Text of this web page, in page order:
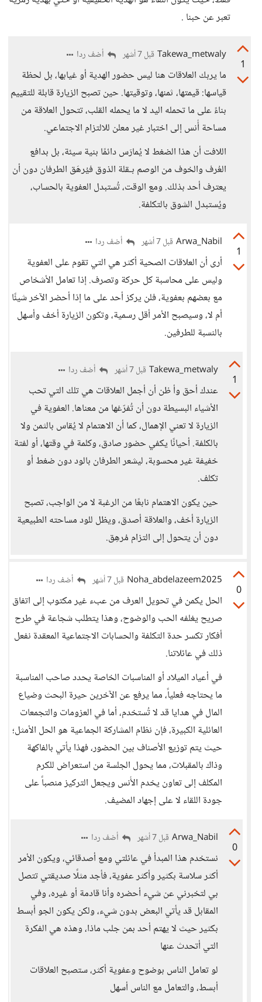
تعبر عن حبنا .
1
Takewa_metwaly قبل 7 أشهر أضف ردا
ما يربك العلاقات هنا ليس حضور الهدية أو غيابها، بل لحظة
قياسها: قيمتها، ثمنها، وتوقيتها. حين تصبح الزيارة قابلة للتقييم
بناءً على ما تحمله اليد لا ما يحمله القلب، تتحول العلاقة من
مساحة أُنس إلى اختبار غير معلن للالتزام الاجتماعي.
اللافت أن هذا الضغط لا يُمارَس دائمًا بنية سيئة، بل بدافع
العُرف والخوف من الوصم بـقلة الذوق فيُرهَق الطرفان دون أن
يعترف أحد بذلك. ومع الوقت، تُستبدل العفوية بالحساب،
ويُستبدل الشوق بالتكلفة.
1
Arwa_Nabil قبل 7 أشهر أضف ردا
أرى أن العلاقات الصحية أكثر هي التي تقوم على العفوية
وليس على محاسبة كل حركة وتصرف. إذا تعامل الأشخاص
مع بعضهم بعفوية، فلن يركز أحد على ما إذا أحضر الآخر شيئًا
أم لا، وسيصبح الأمر أقل رسمية، وتكون الزيارة أخف وأسهل
بالنسبة للطرفين.
1
Takewa_metwaly قبل 7 أشهر أضف ردا
عندك أحق وأ ظن أن أجمل العلاقات هي تلك التي تحب
الأشياء البسيطة دون أن تُفرّغها من معناها. العفوية في
الزيارة لا تعني الإهمال، كما أن الاهتمام لا يُقاس بالثمن ولا
بالكلفة. أحيانًا يكفي حضور صادق، وكلمة في وقتها، أو لفتة
خفيفة غير محسوبة، ليشعر الطرفان بالود دون ضغط أو
تكلف.
حين يكون الاهتمام نابعًا من الرغبة لا من الواجب، تصبح
الزيارة أخف، والعلاقة أصدق، ويظل للود مساحته الطبيعية
دون أن يتحول إلى التزام مُرهِق.
0
Noha_abdelazeem2025 قبل 7 أشهر أضف ردا
الحل يكمن في تحويل العرف من عبء غير مكتوب إلى اتفاق
صريح يغلفه الحب والوضوح، وهذا يتطلب شجاعة في طرح
أفكار تكسر حدة التكلفة والحسابات الاجتماعية المعقدة نفعل
ذلك في عائلاتنا.
​في أعياد الميلاد أو المناسبات الخاصة يحدد صاحب المناسبة
ما يحتاجه فعلياً، مما يرفع عن الآخرين حيرة البحث وضياع
المال في هدايا قد لا تُستخدم، أما في العزومات والتجمعات
العائلية الكبيرة، فإن نظام المشاركة الجماعية هو الحل الأمثل؛
حيث يتم توزيع الأصناف بين الحضور، فهذا يأتي بالفاكهة
وذاك بالمقبلات، مما يحول الجلسة من استعراض للكرم
المكلف إلى تعاون يخدم الأُنس ويجعل التركيز منصباً على
جودة اللقاء لا على إجهاد المضيف.
0
Arwa_Nabil قبل 7 أشهر أضف ردا
نستخدم هذا المبدأ في عائلتي ومع أصدقائي، ويكون الأمر
أكثر سلاسة بكثير وأكثر عفوية، فأجد مثلًا صديقتي تتصل
بي لتخبرني عن شيء أحضره وأنا قادمة أو غيره، وفي
المقابل قد يأتي البعض بدون شيء، ولكن يكون الجو أبسط
بكثير حيث لا يهتم أحد بمن جلب ماذا، وهذه هي الفكرة
التي أتحدث عنها
لو تعامل الناس بوضوح وعفوية أكثر، ستصبح العلاقات
أبسط، والتعامل مع الناس أسهل